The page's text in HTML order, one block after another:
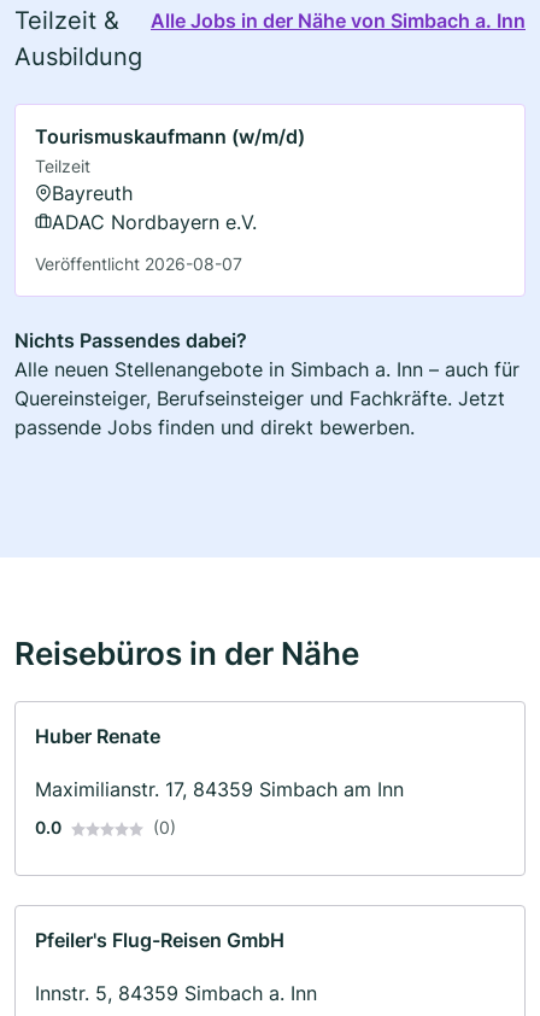
Teilzeit &
Ausbildung
Alle Jobs in der Nähe von Simbach a. Inn
Tourismuskaufmann (w/m/d)
Teilzeit
Bayreuth
ADAC Nordbayern e.V.
Veröffentlicht 2026-08-07
Nichts Passendes dabei?
Alle neuen Stellenangebote in Simbach a. Inn – auch für
Quereinsteiger, Berufseinsteiger und Fachkräfte. Jetzt
passende Jobs finden und direkt bewerben.
Reisebüros in der Nähe
Huber Renate
Maximilianstr. 17, 84359 Simbach am Inn
0.0 (0)
Pfeiler's Flug-Reisen GmbH
Innstr. 5, 84359 Simbach a. Inn